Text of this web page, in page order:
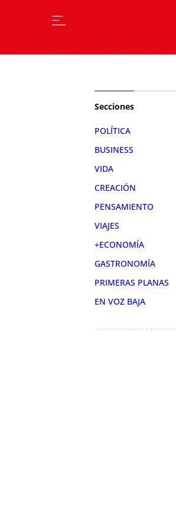
Secciones
POLÍTICA
BUSINESS
VIDA
CREACIÓN
PENSAMIENTO
VIAJES
+ECONOMÍA
GASTRONOMÍA
PRIMERAS PLANAS
EN VOZ BAJA